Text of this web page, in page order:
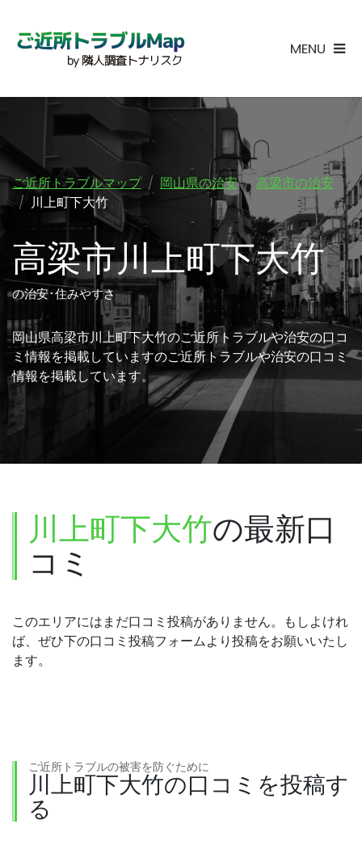
MENU
ご近所トラブルマップ 岡山県の治安
高梁市の治安
川上町下大竹
高梁市川上町下大竹
の治安･住みやすさ
岡山県高梁市川上町下大竹のご近所トラブルや治安の口コ
ミ情報を掲載していますのご近所トラブルや治安の口コミ
情報を掲載しています。
川上町下大竹の最新口
コミ
このエリアにはまだ口コミ投稿がありません。もしよけれ
ば、ぜひ下の口コミ投稿フォームより投稿をお願いいたし
ます。
ご近所トラブルの被害を防ぐために
川上町下大竹の口コミを投稿す
る